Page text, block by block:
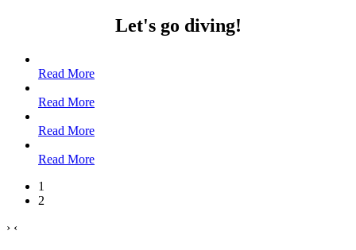
Let's go diving!
Read More
Read More
Read More
Read More
1
2
› ‹